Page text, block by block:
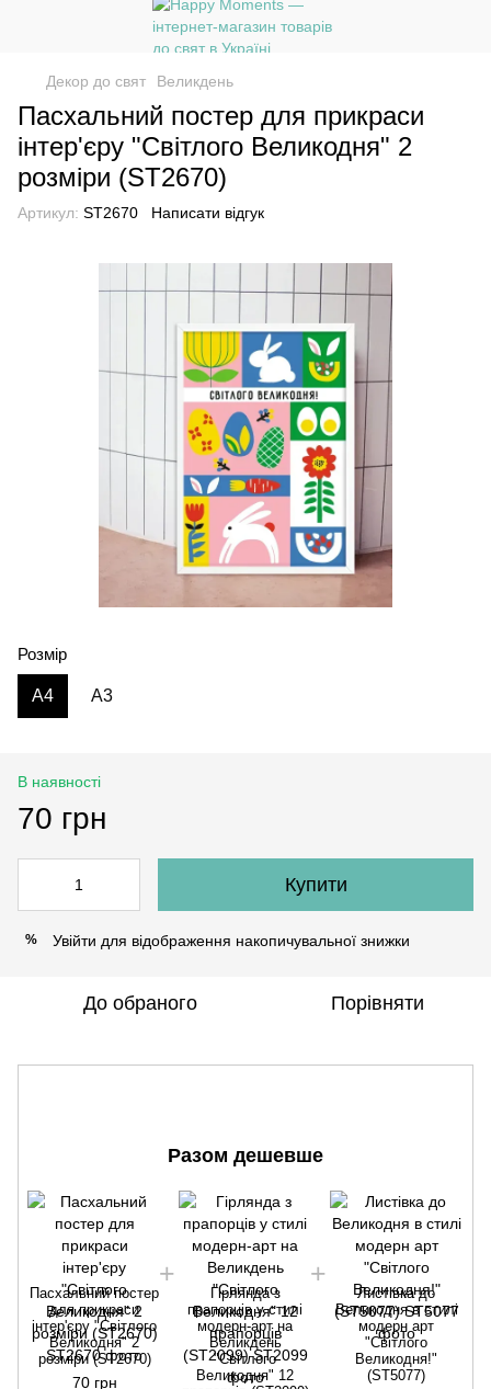
Декор до свят Великдень
Пасхальний постер для прикраси
інтер'єру "Світлого Великодня" 2
розміри (ST2670)
Артикул: ST2670 Написати відгук
Розмір
A4 A3
В наявності
70 грн
Купити
% Увійти для відображення накопичувальної знижки
До обраного Порівняти
Разом дешевше
Пасхальний постер
для прикраси
інтер'єру "Світлого
Великодня" 2
розміри (ST2670)
70 грн
Гірлянда з
прапорців у стилі
модерн-арт на
Великдень
"Світлого
Великодня" 12
Листівка до
Великодня в стилі
модерн арт
"Світлого
Великодня!"
(ST5077)